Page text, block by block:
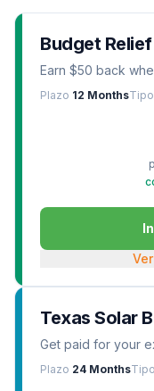
Budget Relief
Earn $50 back
Plazo 12 Months
Texas Solar
Get paid for your
Plazo 24 Months